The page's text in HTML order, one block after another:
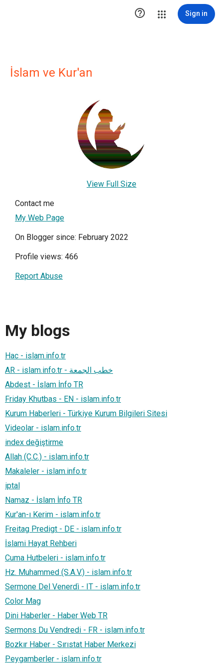
 Sign in
İslam ve Kur'an
View Full Size
Contact me
My Web Page
On Blogger since: February 2022
Profile views: 466
Report Abuse
My blogs
Hac - islam.info.tr
AR - islam.info.tr - خطب الجمعة
Abdest - İslam İnfo TR
Friday Khutbas - EN - islam.info.tr
Kurum Haberleri - Türkiye Kurum Bilgileri Sitesi
Videolar - islam.info.tr
index değiştirme
Allah (C.C.) - islam.info.tr
Makaleler - islam.info.tr
iptal
Namaz - İslam İnfo TR
Kur'an-ı Kerim - islam.info.tr
Freitag Predigt​​​​​​​​​​​​​​ - DE - islam.info.tr
İslami Hayat Rehberi
Cuma Hutbeleri - islam.info.tr
Hz. Muhammed (S.A.V.) - islam.info.tr
Sermone Del Venerdì - IT - islam.info.tr
Color Mag
Dini Haberler - Haber Web TR
Sermons Du Vendredi - FR - islam.info.tr
Bozkır Haber - Sırıstat Haber Merkezi
Peygamberler - islam.info.tr